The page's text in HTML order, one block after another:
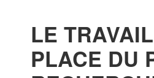
LE
PLACE DU